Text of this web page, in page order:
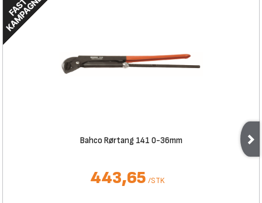
Bahco Rørtang 141 0-36mm
443,65 /STK